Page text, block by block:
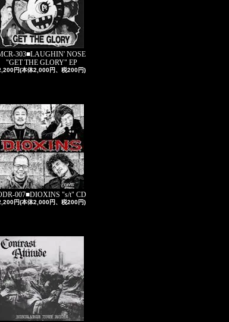
303■LAUGHIN' NOSE
"GET THE GLORY" EP
円(本体2,000円、税200円)
007■DIOXINS "s/t" CD
円(本体2,000円、税200円)